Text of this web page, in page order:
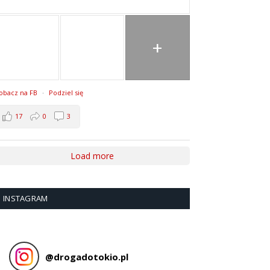
+
na FB · Podziel się
17 0 3
Load more
INSTAGRAM
@drogadotokio.pl